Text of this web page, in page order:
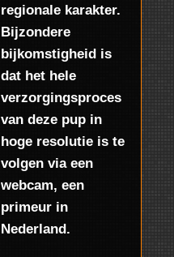
regionale karakter.
Bijzondere
bijkomstigheid is
dat het hele
verzorgingsproces
van deze pup in
hoge resolutie is te
volgen via een
webcam, een
primeur in
Nederland.